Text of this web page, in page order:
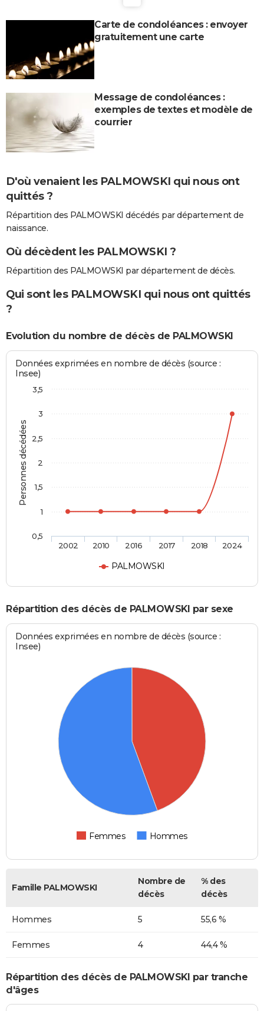
Carte de condoléances : envoyer
gratuitement une carte
Message de condoléances :
exemples de textes et modèle de
courrier
D'où venaient les PALMOWSKI qui nous ont
quittés ?
Répartition des PALMOWSKI décédés par département de
naissance.
Où décèdent les PALMOWSKI ?
Répartition des PALMOWSKI par département de décès.
Qui sont les PALMOWSKI qui nous ont quittés
?
Evolution du nombre de décès de PALMOWSKI
Personnes décédées
Données exprimées en nombre de décès (source :
Insee)
PALMOWSKI
2002 2010 2016 2017 2018 2024
0,5
1
1,5
2
2,5
3
3,5
Répartition des décès de PALMOWSKI par sexe
Données exprimées en nombre de décès (source :
Insee)
Femmes Hommes
Famille PALMOWSKI
Nombre de
décès
% des
décès
Hommes 5 55,6 %
Femmes 4 44,4 %
Répartition des décès de PALMOWSKI par tranche
d'âges